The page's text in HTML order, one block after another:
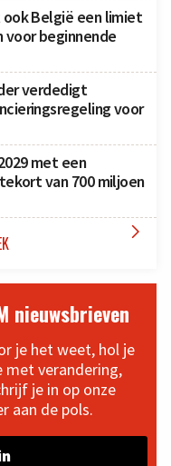
België een limiet
beginnende
verdedigt
voor
met een
van 700 miljoen

nieuwsbrieven
je het weet, hol je
met verandering,
je in op onze
aan de pols.